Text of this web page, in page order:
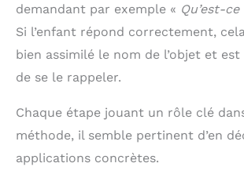
éducatifs pour tout-
pendant des heures en
toute sécurité. Cadeau
demandant par exemple « Qu’est-ce
Si l’enfant répond correctement,
bien assimilé le nom de l’objet et
de se le rappeler.
Chaque étape jouant un rôle clé
méthode, il semble pertinent d’en
applications concrètes.